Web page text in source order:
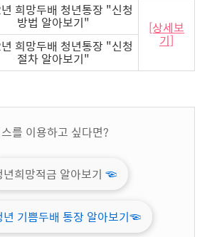
희망두배 청년통장 "신청
방법 알아보기" [상세보
기]
희망두배 청년통장 "신청
절차 알아보기"
를 이용하고 싶다면?
년희망적금 알아보기 ☜
년 기쁨두배 통장 알아보기☜